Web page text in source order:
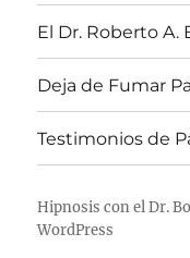
El Dr. Roberto A.
Deja de Fumar
Testimonios de
Hipnosis con el Dr.
WordPress